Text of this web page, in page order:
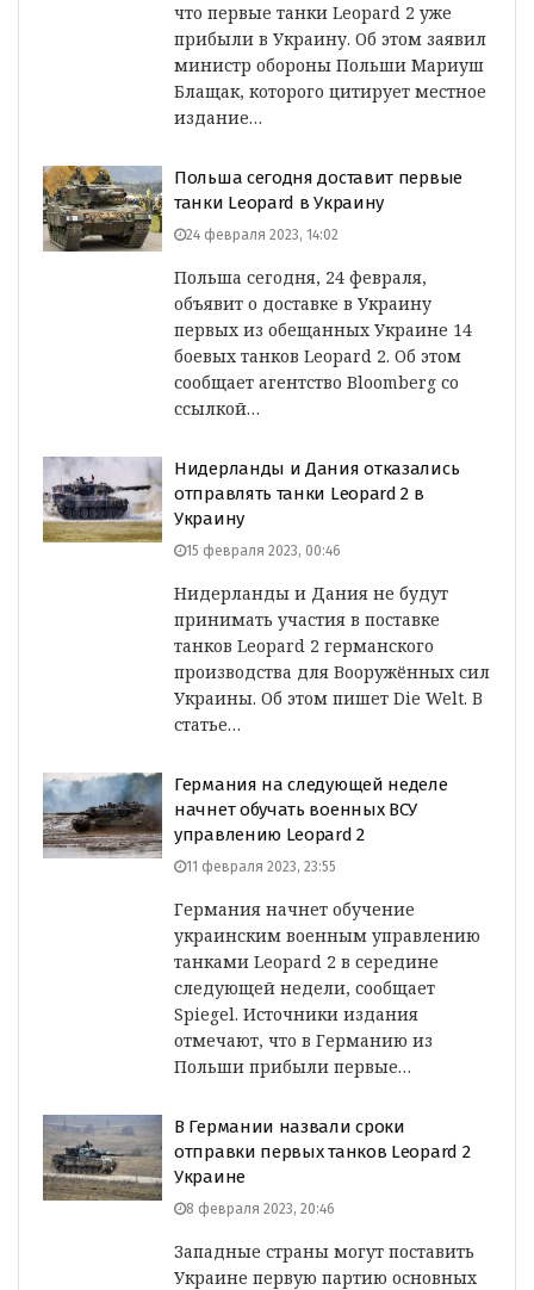
что первые танки Leopard 2 уже
прибыли в Украину. Об этом заявил
министр обороны Польши Мариуш
Блащак, которого цитирует местное
издание…
Польша сегодня доставит первые
танки Leopard в Украину
24 февраля 2023, 14:02
Польша сегодня, 24 февраля,
объявит о доставке в Украину
первых из обещанных Украине 14
боевых танков Leopard 2. Об этом
сообщает агентство Bloomberg со
ссылкой…
Нидерланды и Дания отказались
отправлять танки Leopard 2 в
Украину
15 февраля 2023, 00:46
Нидерланды и Дания не будут
принимать участия в поставке
танков Leopard 2 германского
производства для Вооружённых сил
Украины. Об этом пишет Die Welt. В
статье…
Германия на следующей неделе
начнет обучать военных ВСУ
управлению Leopard 2
11 февраля 2023, 23:55
Германия начнет обучение
украинским военным управлению
танками Leopard 2 в середине
следующей недели, сообщает
Spiegel. Источники издания
отмечают, что в Германию из
Польши прибыли первые…
В Германии назвали сроки
отправки первых танков Leopard 2
Украине
8 февраля 2023, 20:46
Западные страны могут поставить
Украине первую партию основных